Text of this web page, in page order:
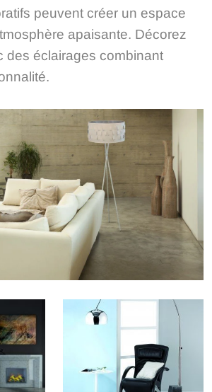
peuvent créer un espace
apaisante. Décorez
des éclairages combinant